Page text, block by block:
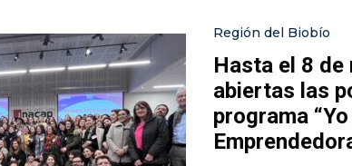
Región del Biobío
Hasta el 8
abiertas las
programa